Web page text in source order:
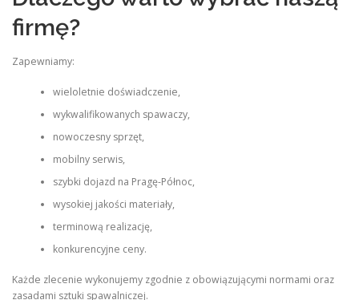
firmę?
Zapewniamy:
wieloletnie doświadczenie,
wykwalifikowanych spawaczy,
nowoczesny sprzęt,
mobilny serwis,
szybki dojazd na Pragę-Północ,
wysokiej jakości materiały,
terminową realizację,
konkurencyjne ceny.
Każde zlecenie wykonujemy zgodnie z obowiązującymi normami oraz
zasadami sztuki spawalniczej.